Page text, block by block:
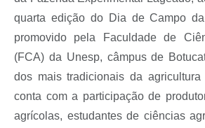
quarta edição do Dia de Campo
promovido pela Faculdade de
(FCA) da Unesp, câmpus de
dos mais tradicionais da
conta com a participação de
agrícolas, estudantes de ciências